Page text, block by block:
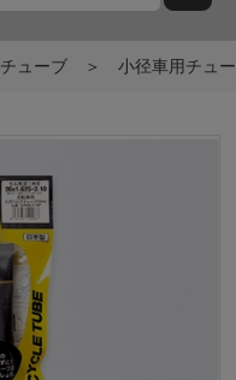
チューブ 小径車用チュ